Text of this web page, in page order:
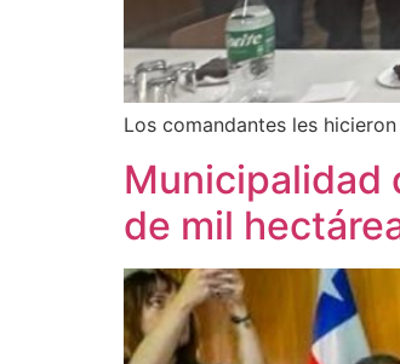
Los comandantes les
Municipalidad
de mil